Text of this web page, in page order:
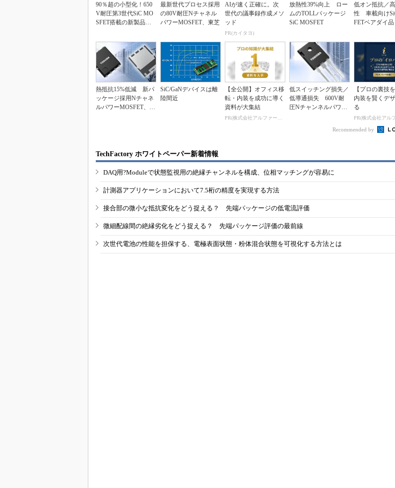
90％超の小型化！650
V耐圧第3世代SiC MO
SFET搭載の新製品、
最新世代プロセス採用
の80V耐圧Nチャネル
パワーMOSFET、東芝
AIが速く正確に。次
世代の議事録作成メソ
ッド
PR(カイタヨ)
放熱性39%向上 ロー
ムのTOLLパッケージ
SiC MOSFET
低オン抵抗／
性 車載向け
FETベアダイ品
熱抵抗15%低減 新パ
ッケージ採用Nチャネ
ルパワーMOSFET、東
SiC/GaNデバイスは離
陸間近
【全公開】オフィス移
転・内装を成功に導く
資料が大集結
低スイッチング損失／
低導通損失 600V耐
圧Nチャンネルパワー
【プロの裏技
内装を賢くデ
る
Recommended by
TechFactory ホワイトペーパー新着情報
DAQ用?Moduleで状態監視用の絶縁チャンネルを構成、位相マッチングが容易に
計測器アプリケーションにおいて7.5桁の精度を実現する方法
接合部の微小な抵抗変化をどう捉える？ 先端パッケージの低電流評価
微細配線間の絶縁劣化をどう捉える？ 先端パッケージ評価の最前線
次世代電池の性能を担保する、電極表面状態・粉体混合状態を可視化する方法とは